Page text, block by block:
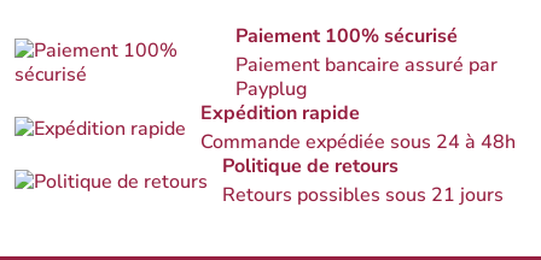
Paiement 100% sécurisé
Paiement bancaire assuré par
Payplug
Expédition rapide
Commande expédiée sous 24 à 48h
Politique de retours
Retours possibles sous 21 jours